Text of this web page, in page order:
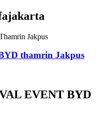
thamrin Jakpus
EVENT BYD